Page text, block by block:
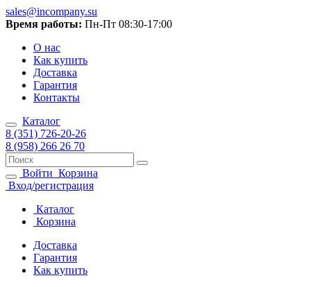
sales@incompany.su
Время работы: Пн-Пт 08:30-17:00
О нас
Как купить
Доставка
Гарантия
Контакты
Каталог
8 (351) 726-20-26
8 (958) 266 26 70
Войти Корзина
Вход/регистрация
Каталог
Корзина
Доставка
Гарантия
Как купить